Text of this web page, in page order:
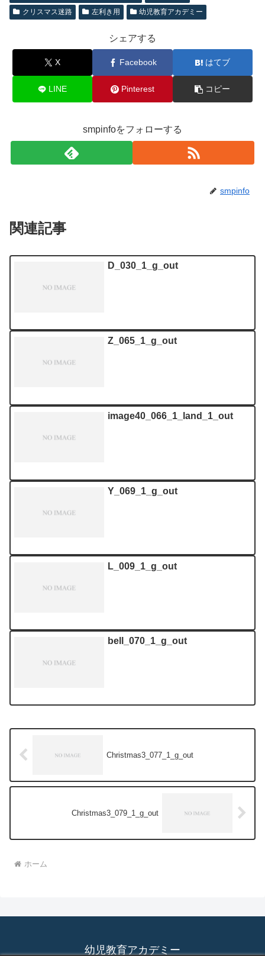
クリスマス迷路
左利き用 幼児教育アカデミー
シェアする
X Facebook はてブ
LINE Pinterest コピー
smpinfoをフォローする
smpinfo
関連記事
D_030_1_g_out
Z_065_1_g_out
image40_066_1_land_1_out
Y_069_1_g_out
L_009_1_g_out
bell_070_1_g_out
Christmas3_077_1_g_out
Christmas3_079_1_g_out
ホーム
幼児教育アカデミー